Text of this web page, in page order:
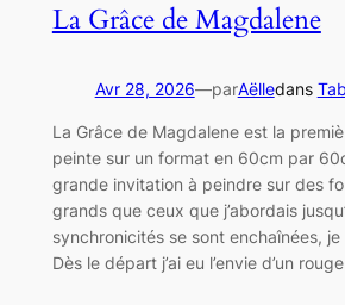
La Grâce de Magdalene
Avr 28, 2026—parAëlledans
La Grâce de Magdalene est la
peinte sur un format en 60cm par
grande invitation à peindre sur des
grands que ceux que j’abordais
synchronicités se sont enchaînées,
Dès le départ j’ai eu l’envie d’un